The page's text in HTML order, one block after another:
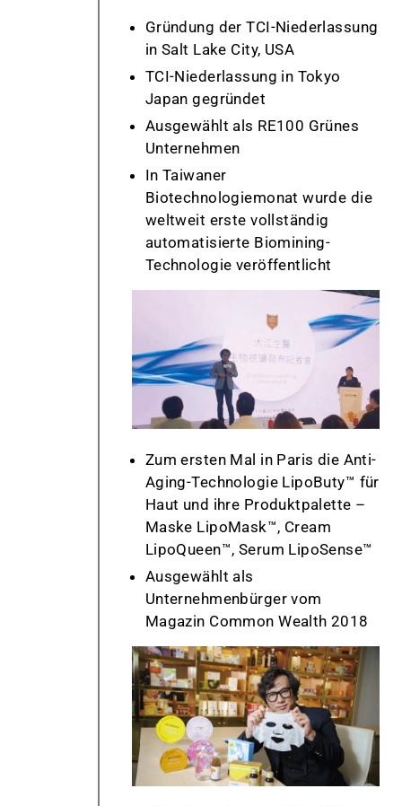
Gründung der TCI-Niederlassung
in Salt Lake City, USA
TCI-Niederlassung in Tokyo
Japan gegründet
Ausgewählt als RE100 Grünes
Unternehmen
In Taiwaner
Biotechnologiemonat wurde die
weltweit erste vollständig
automatisierte Biomining-
Technologie veröffentlicht
Zum ersten Mal in Paris die Anti-
Aging-Technologie LipoButy™ für
Haut und ihre Produktpalette –
Maske LipoMask™, Cream
LipoQueen™, Serum LipoSense™
Ausgewählt als
Unternehmenbürgervom
Magazin Common Wealth 2018